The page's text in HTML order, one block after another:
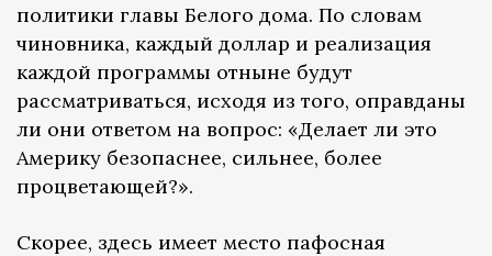
политики главы Белого дома. По словам
чиновника, каждый доллар и реализация
каждой программы отныне будут
рассматриваться, исходя из того, оправданы
ли они ответом на вопрос: «Делает ли это
Америку безопаснее, сильнее, более
процветающей?».
Скорее, здесь имеет место пафосная